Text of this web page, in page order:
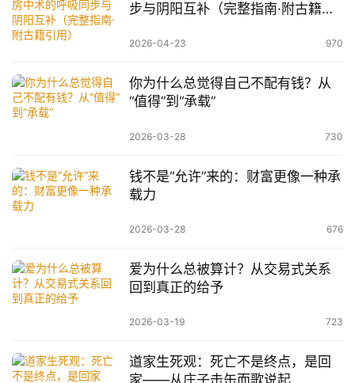
步与阴阳互补（完整指南·附古籍引
2026-04-23 970
你为什么总觉得自己不配有钱？从
“值得”到“承载”
2026-03-28 730
钱不是“允许”来的：财富更像一种承
载力
2026-03-28 676
爱为什么总被算计？从交易式关系
回到真正的给予
2026-03-19 723
道家生死观：死亡不是终点，是回